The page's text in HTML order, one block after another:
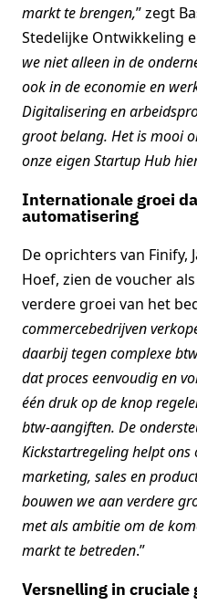
markt te brengen,” zegt
Stedelijke Ontwikkeling
we niet alleen in de
ook in de economie en
Digitalisering en
groot belang. Het is mooi
onze eigen Startup Hub
Internationale groei
automatisering
De oprichters van Finify,
Hoef, zien de voucher
verdere groei van het
commercebedrijven
daarbij tegen complexe
dat proces eenvoudig en
één druk op de knop
btw-aangiften. De
Kickstartregeling helpt ons
marketing, sales en
bouwen we aan verdere
met als ambitie om de
markt te betreden.”
Versnelling in cruciale